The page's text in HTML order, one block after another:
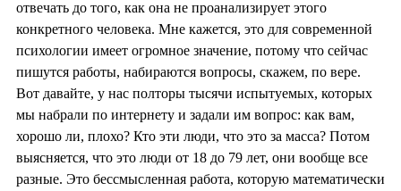
отвечать до того, как она не проанализирует этого
конкретного человека. Мне кажется, это для современной
психологии имеет огромное значение, потому что сейчас
пишутся работы, набираются вопросы, скажем, по вере.
Вот давайте, у нас полторы тысячи испытуемых, которых
мы набрали по интернету и задали им вопрос: как вам,
хорошо ли, плохо? Кто эти люди, что это за масса? Потом
выясняется, что это люди от 18 до 79 лет, они вообще все
разные. Это бессмысленная работа, которую математически